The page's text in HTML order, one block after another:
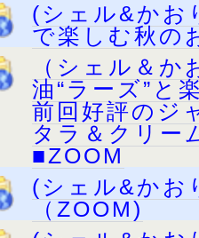
(シェル&かお
で楽しむ秋
（シェル＆
油“ラーズ”と
前回好評のジ
タラ＆クリ
■ZOOM
(シェル&かお
（ZOOM)